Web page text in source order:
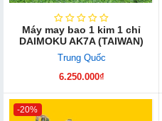
Máy may bao 1 kim 1 chỉ
DAIMOKU AK7A (TAIWAN)
Trung Quốc
6.250.000₫
-20%